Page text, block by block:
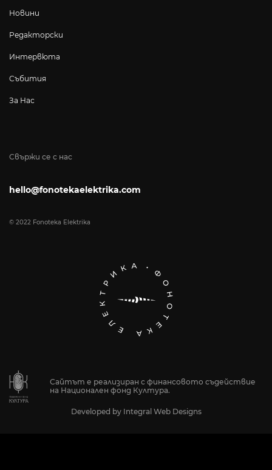
Свържи се с нас
hello@fonotekaelektrika.com
© 2022 Fonoteka Elektrika
Новини
Редакторски
Интервюта
Събития
За Нас
Сайтът е реализиран с финансовото съдействие
на Национален фонд Култура.
Developed by Integral Web Designs